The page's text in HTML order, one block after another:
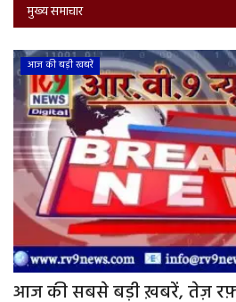
मुख्य समाचार
आज की बड़ी खबरें
आज की सबसे बड़ी ख़बरें, तेज़